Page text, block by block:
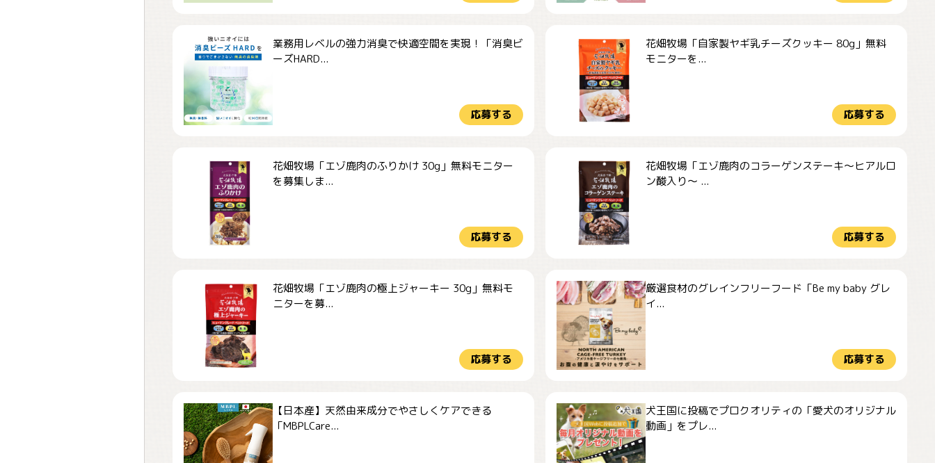
業務用レベルの強力消臭で快適空間を実現！「消臭ビ
ーズHARD...
応募する
花畑牧場「自家製ヤギ乳チーズクッキー 80g」無料
モニターを...
応募する
花畑牧場「エゾ鹿肉のふりかけ 30g」無料モニター
を募集しま...
応募する
花畑牧場「エゾ鹿肉のコラーゲンステーキ～ヒアルロ
ン酸入り～ ...
応募する
花畑牧場「エゾ鹿肉の極上ジャーキー 30g」無料モ
ニターを募...
応募する
厳選食材のグレインフリーフード「Be my baby グレ
イ...
応募する
【日本産】天然由来成分でやさしくケアできる
「MBPLCare...
犬王国に投稿でプロクオリティの「愛犬のオリジナル
動画」をプレ...